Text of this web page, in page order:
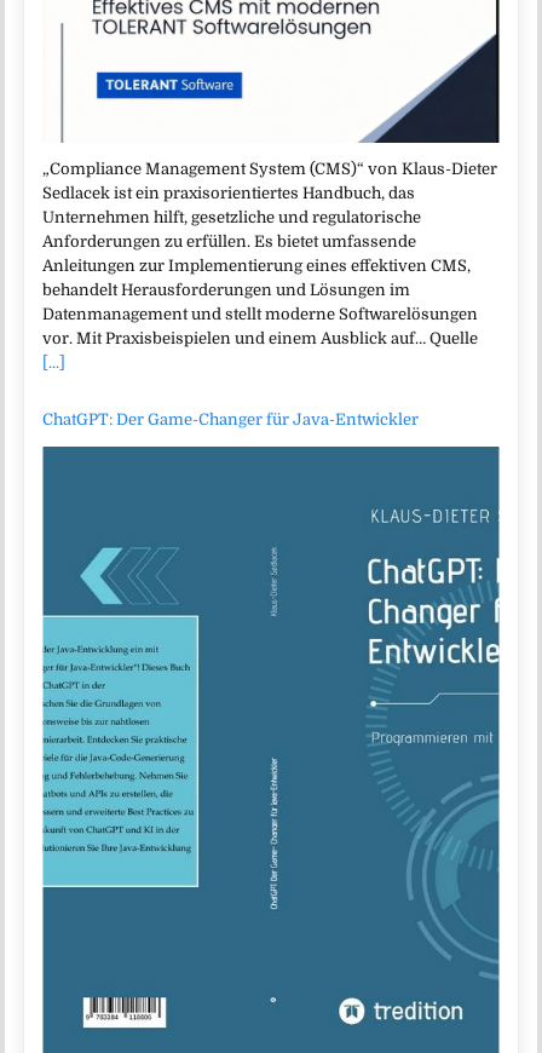
„Compliance Management System (CMS)“ von Klaus-Dieter
Sedlacek ist ein praxisorientiertes Handbuch, das
Unternehmen hilft, gesetzliche und regulatorische
Anforderungen zu erfüllen. Es bietet umfassende
Anleitungen zur Implementierung eines effektiven CMS,
behandelt Herausforderungen und Lösungen im
Datenmanagement und stellt moderne Softwarelösungen
vor. Mit Praxisbeispielen und einem Ausblick auf… Quelle
[...]
ChatGPT: Der Game-Changer für Java-Entwickler